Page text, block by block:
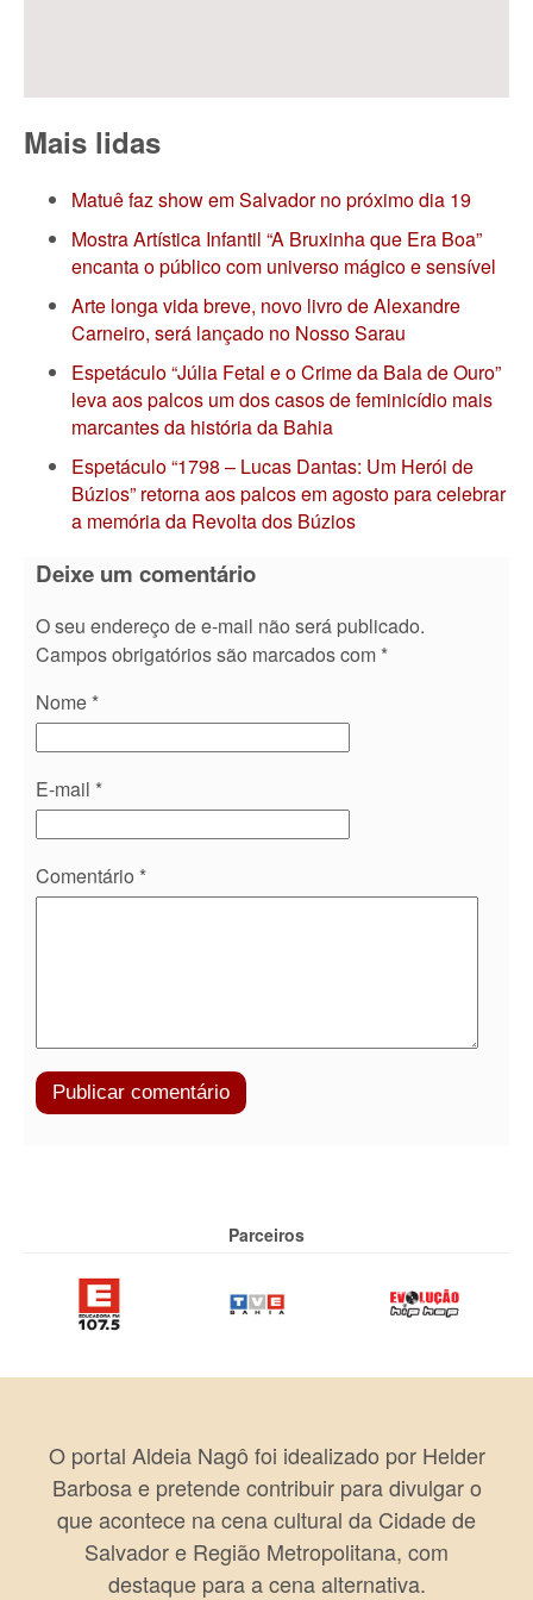
Mais lidas
Matuê faz show em Salvador no próximo dia 19
Mostra Artística Infantil “A Bruxinha que Era Boa”
encanta o público com universo mágico e sensível
Arte longa vida breve, novo livro de Alexandre
Carneiro, será lançado no Nosso Sarau
Espetáculo “Júlia Fetal e o Crime da Bala de Ouro”
leva aos palcos um dos casos de feminicídio mais
marcantes da história da Bahia
Espetáculo “1798 – Lucas Dantas: Um Herói de
Búzios” retorna aos palcos em agosto para celebrar
a memória da Revolta dos Búzios
Deixe um comentário
O seu endereço de e-mail não será publicado.
Campos obrigatórios são marcados com *
Nome *
E-mail *
Comentário *
Parceiros
O portal Aldeia Nagô foi idealizado por Helder
Barbosa e pretende contribuir para divulgar o
que acontece na cena cultural da Cidade de
Salvador e Região Metropolitana, com
destaque para a cena alternativa.